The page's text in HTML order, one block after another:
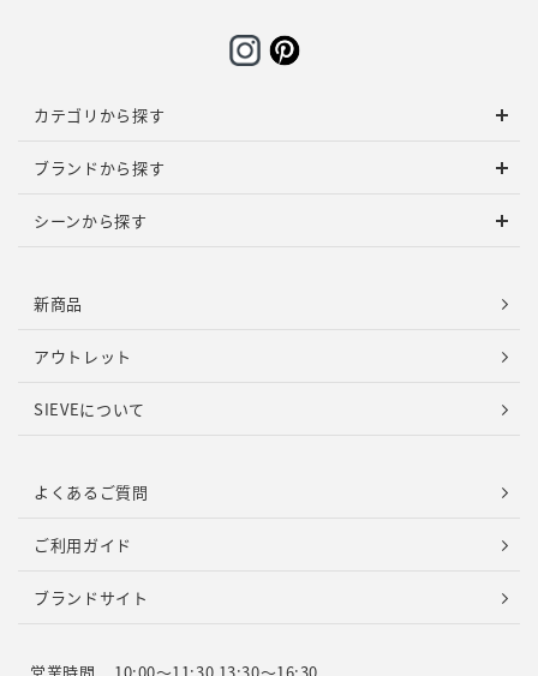
カテゴリから探す
ブランドから探す
シーンから探す
新商品
アウトレット
SIEVEについて
よくあるご質問
ご利用ガイド
ブランドサイト